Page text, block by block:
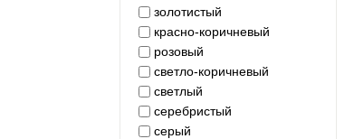
золотистый
красно-коричневый
розовый
светло-коричневый
светлый
серебристый
серый